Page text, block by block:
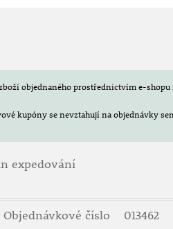
objednaného prostřednictvím e-
kupóny se nevztahují na objednávky
expedování
Objednávkové číslo 013462